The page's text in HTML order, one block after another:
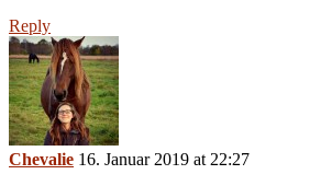
Reply
Chevalie 16. Januar 2019 at 22:27